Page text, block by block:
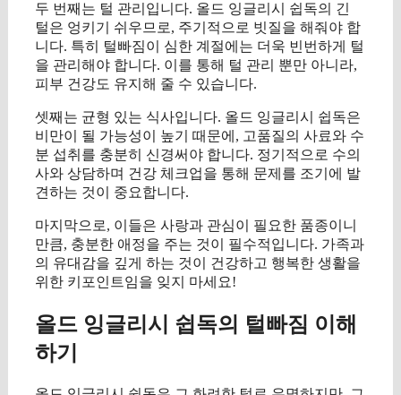
두 번째는 털 관리입니다. 올드 잉글리시 쉽독의 긴
털은 엉키기 쉬우므로, 주기적으로 빗질을 해줘야 합
니다. 특히 털빠짐이 심한 계절에는 더욱 빈번하게 털
을 관리해야 합니다. 이를 통해 털 관리 뿐만 아니라,
피부 건강도 유지해 줄 수 있습니다.
셋째는 균형 있는 식사입니다. 올드 잉글리시 쉽독은
비만이 될 가능성이 높기 때문에, 고품질의 사료와 수
분 섭취를 충분히 신경써야 합니다. 정기적으로 수의
사와 상담하며 건강 체크업을 통해 문제를 조기에 발
견하는 것이 중요합니다.
마지막으로, 이들은 사랑과 관심이 필요한 품종이니
만큼, 충분한 애정을 주는 것이 필수적입니다. 가족과
의 유대감을 깊게 하는 것이 건강하고 행복한 생활을
위한 키포인트임을 잊지 마세요!
올드 잉글리시 쉽독의 털빠짐 이해
하기